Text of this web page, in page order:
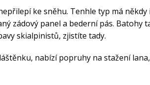
ke sněhu. Tenhle typ má
zádový panel a bederní pás. Batohy
skialpinistů, zjistíte tady.
nabízí popruhy na stažení